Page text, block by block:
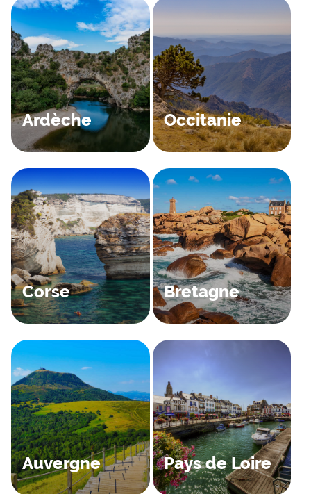
Ardèche Occitanie
Corse Bretagne
Auvergne Pays de Loire